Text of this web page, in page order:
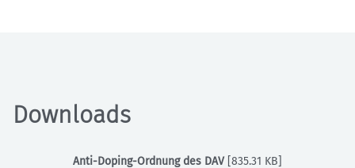
Downloads
Anti-Doping-Ordnung des DAV[835.31 KB]